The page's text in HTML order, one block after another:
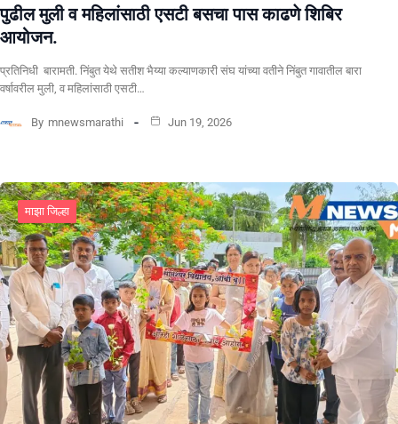
पुढील मुली व महिलांसाठी एसटी बसचा पास काढणे शिबिर
आयोजन.
प्रतिनिधी बारामती. निंबुत येथे सतीश भैय्या कल्याणकारी संघ यांच्या वतीने निंबुत गावातील बारा
वर्षावरील मुली, व महिलांसाठी एसटी…
By mnewsmarathi Jun 19, 2026
माझा जिल्हा